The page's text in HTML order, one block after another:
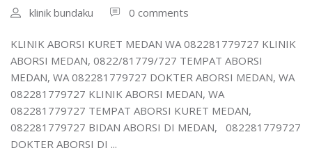
klinik bundaku 0 comments
KLINIK ABORSI KURET MEDAN WA 082281779727 KLINIK
ABORSI MEDAN, 0822/81779/727 TEMPAT ABORSI
MEDAN, WA 082281779727 DOKTER ABORSI MEDAN, WA
082281779727 KLINIK ABORSI MEDAN, WA
082281779727 TEMPAT ABORSI KURET MEDAN,
082281779727 BIDAN ABORSI DI MEDAN, 082281779727
DOKTER ABORSI DI ...
| ABORSI AMAN DI MEDAN
| WA 082281779727 TEMPAT KURET MEDAN
0822817797
| WA 082281779727BIDAN PRAKTEK MEDAN
JUAL OBAT ABORSI DI MEDAN
| TEMPAT ABORSI DI MEDAN
| HTTPS://WA.ME/6282281779727 WA 082-281-779-727 K
| WA 082281779727 KLINIK ABORSI KURET DI MEDAN
| WA 082281779727 TEMPAT ABORSI DI MEDAN
| WA 082281779727 BIDAN ABORSI DI MEDAN
| WA 082281779727 TEMPAT ABORSI MEDAN
| 0822-8177-9727 DOKTER ABORSI DI MEDAN
| WA 082281779727 TEMPAT ABORSI KURET DI MEDAN